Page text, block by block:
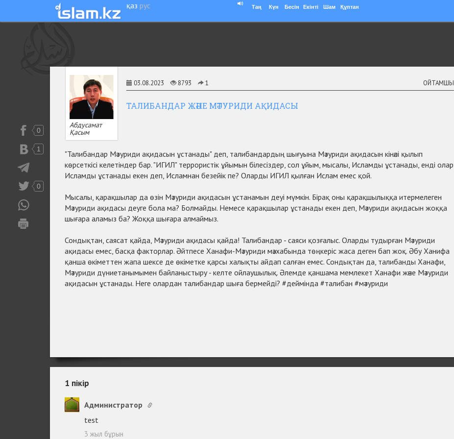
қаз рус Таң Күн Бесін Екінті Шам Құптан
Абдусамат
Қасым
03.08.2023 8793 1 ОЙТАМШЫ
ТАЛИБАНДАР ЖӘНЕ МӘТУРИДИ АҚИДАСЫ
"Талибандар Мәтуриди ақидасын ұстанады" деп, талибандардың шығуына Мәтуриди ақидасын кінәлі қылып
көрсеткісі келетіндер бар. "ИГИЛ" террористік ұйымын білесіздер, сол ұйым, мысалы, Исламды ұстанады, енді олар
Исламды ұстанады екен деп, Исламнан безейік пе? Оларды ИГИЛ қылған Ислам емес қой.
Мысалы, қарақшылар да өзін Мәтуриди ақидасын ұстанамын деуі мүмкін. Бірақ оны қарақшылыққа итермелеген
Мәтуриди ақидасы деуге бола ма? Болмайды. Немесе қарақшылар ұстанады екен деп, Мәтуриди ақидасын жоққа
шығара аламыз ба? Жоққа шығара алмаймыз.
Сондықтан, саясат қайда, Мәтуриди ақидасы қайда! Талибандар - саяси қозғалыс. Оларды тудырған Мәтуриди
ақидасы емес, басқа факторлар. Әйтпесе Ханафи-Мәтуриди мәзхабында төңкеріс жаса деген бап жоқ. Әбу Ханифа
қанша өкіметтен жапа шексе де өкіметке қарсы халықты айдап салған емес. Сондықтан да, талибанды Ханафи,
Мәтуриди дүниетанымымен байланыстыру - келте ойлаушылық. Әлемде қаншама мемлекет Ханафи және Мәтуриди
ақидасын ұстанады. Неге олардан талибандар шыға бермейді? #деймінда #талибан #мәтуриди
0
1
0
1 пікір
Администратор
test
3 жыл бұрын